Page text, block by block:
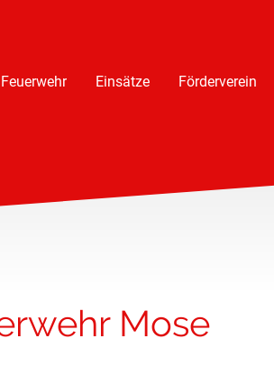
Feuerwehr Einsätze Förderverein
Mose